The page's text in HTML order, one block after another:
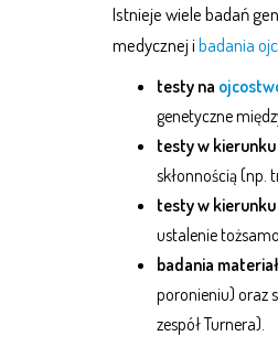
Istnieje wiele badań
medycznej ibadania
testy na
genetyczne
testy w
skłonnością (np.
testy w
ustalenie
badania
poronieniu) oraz
zespół Turnera).